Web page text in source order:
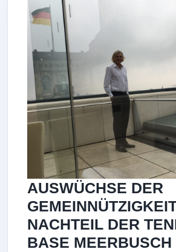
AUSWÜCHSE DER
NACHTEIL DER
BASE MEERBUSCH